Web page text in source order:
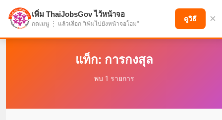
แบ่งปันโอกาส เพื่ออนาคตที่ก้าวหน้า
แท็ก: การกงสุล
พบ 1 รายการ
เพิ่ม ThaiJobsGov ไว้หน้าจอ
กดเมนู ⋮ แล้วเลือก "เพิ่มไปยังหน้าจอโฮม"
ดูวิธี ×